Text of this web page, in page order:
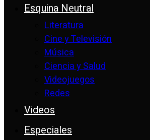
Esquina Neutral
Literatura
Cine y Televisión
Música
Ciencia y Salud
Videojuegos
Redes
Videos
Especiales